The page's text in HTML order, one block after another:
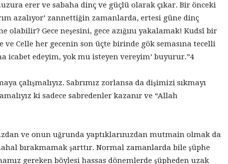
erer ve sabaha dinç ve güçlü olarak çıkar. Bir önceki
azalıyor’ zannettiğin zamanlarda, ertesi güne dinç
olabilir? Gece neşesini, gece azığını yakalamak! Kudsî bir
ve Celle her gecenin son üçte birinde gök semasına tecelli
icabet edeyim, yok mu isteyen vereyim’ buyurur.”4
çalışmalıyız. Sabrımız zorlansa da dişimizi sıkmayı
ki sadece sabredenler kazanır ve “Allah
ve onun uğrunda yaptıklarınızdan mutmain olmak da
bırakmamak şarttır. Normal zamanlarda bile şüphe
gereken böylesi hassas dönemlerde şüpheden uzak